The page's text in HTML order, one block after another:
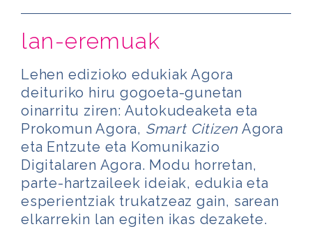
lan-eremuak
Lehen edizioko edukiak Agora
deituriko hiru gogoeta-gunetan
oinarritu ziren: Autokudeaketa eta
Prokomun Agora, Smart Citizen Agora
eta Entzute eta Komunikazio
Digitalaren Agora. Modu horretan,
parte-hartzaileek ideiak, edukia eta
esperientziak trukatzeaz gain, sarean
elkarrekin lan egiten ikas dezakete.